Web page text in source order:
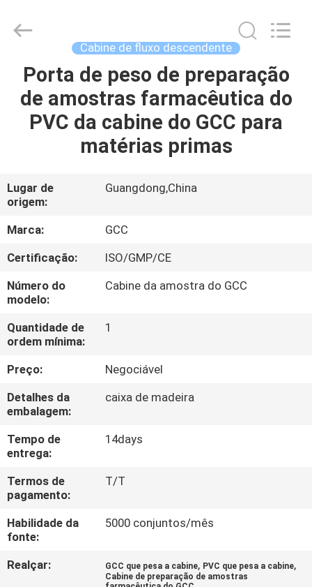
INÍCIO
PRODUTOS
SOBRE
NÓS
VISITA
À
FÁBRICA
CONTROLE
DE
QUALIDADE
CONTACTE-
NOS
NOTÍCIAS
CASOS
Construction
Reserved.
Cabine de fluxo descendente
Porta de peso de preparação
de amostras farmacêutica do
PVC da cabine do GCC para
matérias primas
Lugar de
origem:
Guangdong,China
Marca:
GCC
Certificação:
ISO/GMP/CE
Número do
modelo:
Cabine da amostra do GCC
Quantidade de
ordem mínima:
1
Preço:
Negociável
Detalhes da
embalagem:
caixa de madeira
Tempo de
entrega:
14days
Termos de
pagamento:
T/T
Habilidade da
fonte:
5000 conjuntos/mês
Realçar: GCC que pesa a cabine, PVC que pesa a cabine,
Cabine de preparação de amostras